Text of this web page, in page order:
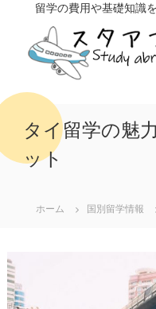
ス
プ
留学の費用や基礎知識
タイ留学の魅
ット
ホーム 国別留学情報